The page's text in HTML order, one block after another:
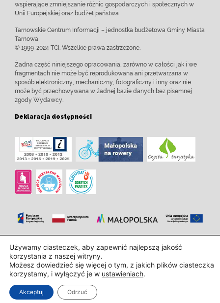
wspierające zmniejszanie różnic gospodarczych i społecznych w
Unii Europejskiej oraz budżet państwa
Tarnowskie Centrum Informacji – jednostka budżetowa Gminy Miasta
Tarnowa
© 1999-2024 TCI. Wszelkie prawa zastrzeżone.
Żadna część niniejszego opracowania, zarówno w całości jak i we
fragmentach nie może być reprodukowana ani przetwarzana w
sposób elektroniczny, mechaniczny, fotograficzny i inny oraz nie
może być przechowywana w żadnej bazie danych bez pisemnej
zgody Wydawcy.
Deklaracja dostępności
Zaprojektowanie i wdrożenie: InTechHouse.com
Używamy ciasteczek, aby zapewnić najlepszą jakość
korzystania z naszej witryny.
Możesz dowiedzieć się więcej o tym, z jakich plików ciasteczka
korzystamy, i wyłączyć je w ustawieniach.
Akceptuj Odrzuć